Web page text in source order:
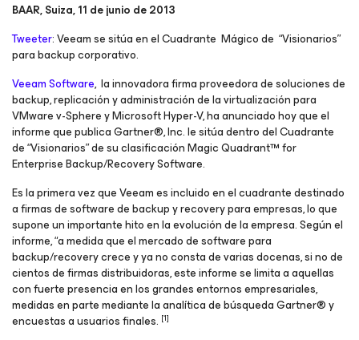
BAAR, Suiza, 11 de junio de 2013
Tweeter: Veeam se sitúa en el Cuadrante Mágico de “Visionarios”
para backup corporativo.
Veeam Software, la innovadora firma proveedora de soluciones de
backup, replicación y administración de la virtualización para
VMware v-Sphere y Microsoft Hyper-V, ha anunciado hoy que el
informe que publica Gartner®, Inc. le sitúa dentro del Cuadrante
de “Visionarios” de su clasificaciónMagic Quadrant™ for
Enterprise Backup/Recovery Software.
Es la primera vez que Veeam es incluido en el cuadrante destinado
a firmas de software de backup yrecoverypara empresas, lo que
supone un importante hito en la evolución de la empresa. Según el
informe, “a medida que el mercado de software para
backup/recoverycrece y ya no consta de varias docenas, si no de
cientos de firmas distribuidoras, este informe se limita a aquellas
con fuerte presencia en los grandes entornos empresariales,
medidas en parte mediante la analítica de búsqueda Gartner® y
encuestas a usuarios finales. [1]